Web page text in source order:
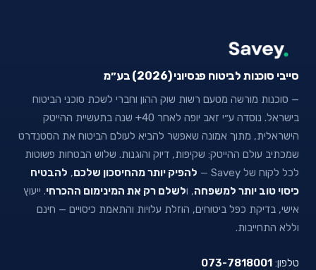
סייבי סוכנות לביטוח פנסיוני (2026) בע״מ
— סוכנות מורשה מטעם רשות שוק ההון וחברי לשכת סוכני הביטוח
בישראל. נוסדה ע״י זאב יופה לאחר 40+ שנה בתעשיית ההייטק
הישראלית, מתוך אמונה שאפשר להביא לעולם הביטוח את הסטנדרט
שמכתיב עולם ההייטק: שקיפות, דיוק והוגנות. שלוש הבטחות פשוטות
לכל לקוח של Savey —
להפיק יותר מהחיסכון שלכם, להבטיח
כיסוי טוב יותר למשפחה, ולשלם רק את המינימום ההכרחי. ייעוץ
אישי, בדיקת כפל ביטוחים, הוזלת עלויות והתאמת כיסויים — חינם
וללא התחייבות.
טלפון: 073-7818001